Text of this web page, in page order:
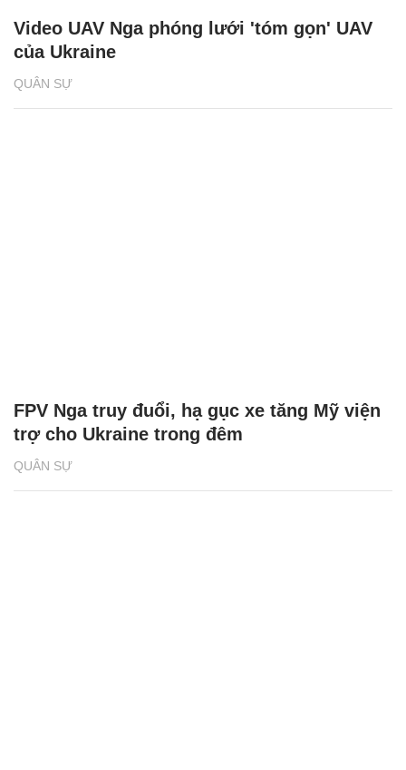
QUÂN SỰ
Video UAV Nga phóng lưới 'tóm gọn' UAV
của Ukraine
QUÂN SỰ
FPV Nga truy đuổi, hạ gục xe tăng Mỹ viện
trợ cho Ukraine trong đêm